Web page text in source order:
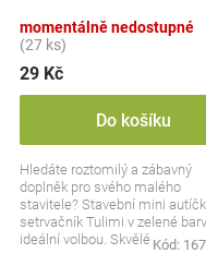
momentálně nedostupné
(27 ks)
29 Kč
Do košíku
Hledáte roztomilý a zábavný
doplněk pro svého malého
stavitele? Stavební mini
setrvačník Tulimi v zelené
ideální volbou. Skvělé pro
Kód: